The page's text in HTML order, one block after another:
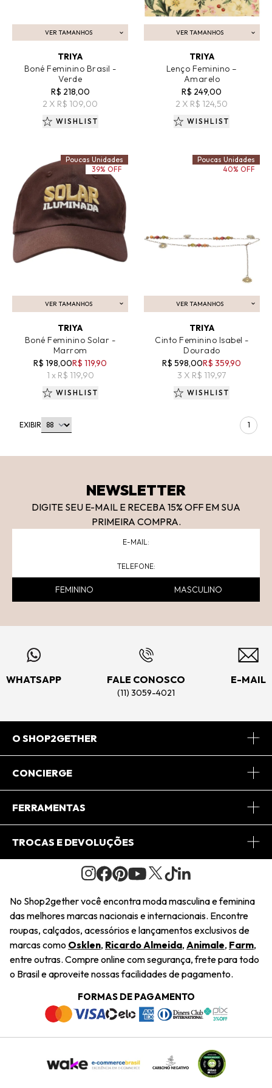
VER TAMANHOS
ADICIONAR AO CARRINHO
TRIYA
Boné Feminino Brasil -
Verde
R$ 218,00
2 X R$ 109,00
WISHLIST
VER TAMANHOS
ADICIONAR AO CARRINHO
TRIYA
Lenço Feminino –
Amarelo
R$ 249,00
2 X R$ 124,50
WISHLIST
VER TAMANHOS
ADICIONAR AO CARRINHO
TRIYA
Boné Feminino Solar -
Marrom
R$ 198,00R$ 119,90
1 x R$ 119,90
Poucas Unidades
39% OFF
WISHLIST
VER TAMANHOS
ADICIONAR AO CARRINHO
TRIYA
Cinto Feminino Isabel -
Dourado
R$ 598,00R$ 359,90
3 X R$ 119,97
Poucas Unidades
40% OFF
WISHLIST
EXIBIR 1
NEWSLETTER
DIGITE SEU E-MAIL E RECEBA 15% OFF EM SUA
PRIMEIRA COMPRA.
FEMININO MASCULINO
WHATSAPP FALE CONOSCO
(11) 3059-4021
E-MAIL
O SHOP2GETHER
Sobre Nós
Journal
Saiu na Mídia
Sustentabilidade
Navegando
Termos e Condições
Trabalhe Conosco
CONCIERGE
Central de Relacionamento
Regulamento e Promoções
FERRAMENTAS
Minha Conta
Pedido de Presente
Wishlist
TROCAS E DEVOLUÇÕES
Condições Gerais
Troca Fácil
Restituição de Pagamento
Dúvidas Frequentes
Termos e Condições
Política de Privacidade
No Shop2gether você encontra moda masculina e feminina
das melhores marcas nacionais e internacionais. Encontre
roupas, calçados, acessórios e lançamentos exclusivos de
marcas como Osklen, Ricardo Almeida, Animale, Farm,
entre outras. Compre online com segurança, frete para todo
o Brasil e aproveite nossas facilidades de pagamento.
FORMAS DE PAGAMENTO